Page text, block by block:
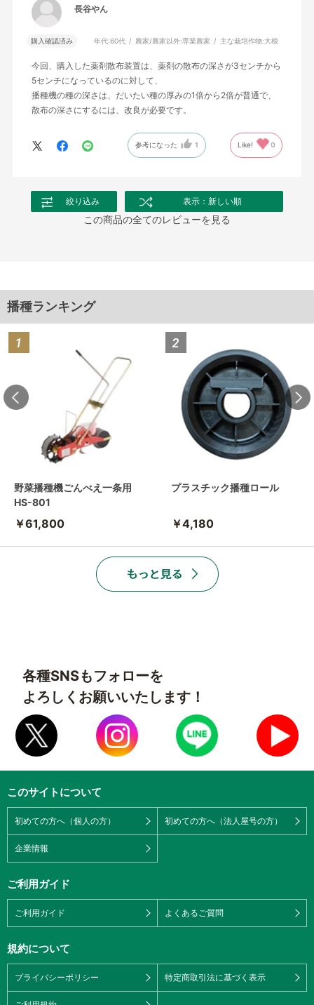
長谷やん
購入確認済み 年代:60代 農家/農家以外:専業農家 主な栽培作物:大根
今回、購入した薬剤散布装置は、薬剤の散布の深さが3センチから
5センチになっているのに対して、
播種機の種の深さは、だいたい種の厚みの1倍から2倍が普通で、
散布の深さにするには、改良が必要です。
参考になった 1 Like! 0
絞り込み 表示：新しい順
この商品の全てのレビューを見る
播種ランキング
野菜播種機ごんべえ一条用
HS-801
￥61,800
プラスチック播種ロール
￥4,180
各種SNSもフォローを
よろしくお願いいたします！
このサイトについて
初めての方へ（個人の方） 初めての方へ（法人屋号の方）
企業情報
ご利用ガイド
ご利用ガイド よくあるご質問
規約について
プライバシーポリシー 特定商取引法に基づく表示